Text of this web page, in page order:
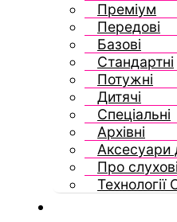
Преміум
Передові
Базові
Стандартні
Потужні
Дитячі
Спеціальні
Архівні
Аксесуари
Про
Технології